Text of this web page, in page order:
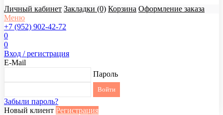
Личный кабинет Закладки (0) Корзина Оформление заказа
Меню
+7 (952) 902-42-72
0
0
Вход / регистрация
E-Mail
Пароль
Забыли пароль?
Новый клиент Регистрация